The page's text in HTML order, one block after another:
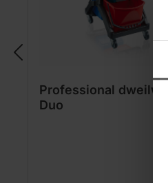
Professional
Duo